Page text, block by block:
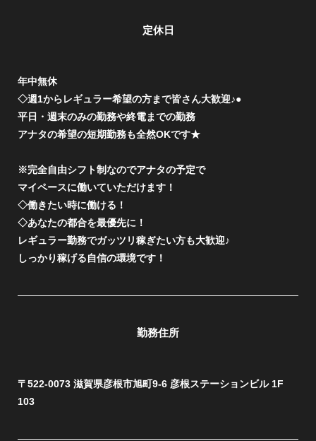
定休日
年中無休
◇週1からレギュラー希望の方まで皆さん大歓迎♪●
平日・週末のみの勤務や終電までの勤務
アナタの希望の短期勤務も全然OKです★
※完全自由シフト制なのでアナタの予定で
マイペースに働いていただけます！
◇働きたい時に働ける！
◇あなたの都合を最優先に！
レギュラー勤務でガッツリ稼ぎたい方も大歓迎♪
しっかり稼げる自信の環境です！
勤務住所
〒522-0073 滋賀県彦根市旭町9-6 彦根ステーションビル 1F
103